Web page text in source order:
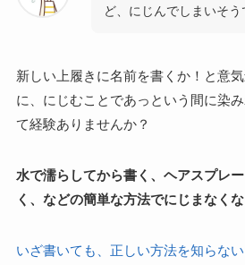
ど、にじんでしまいそう
新しい上履きに名前を書くか！と意
に、にじむことであっという間に染
て経験ありませんか？
水で濡らしてから書く、ヘアスプレ
く、などの簡単な方法でにじまなくな
いざ書いても、正しい方法を知らな